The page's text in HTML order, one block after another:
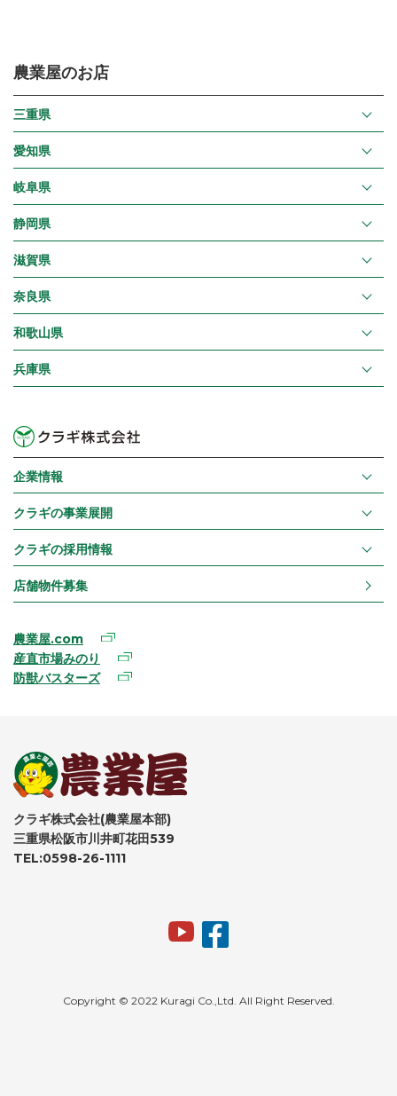
農業屋のお店
三重県
愛知県
岐阜県
静岡県
滋賀県
奈良県
和歌山県
兵庫県
企業情報
クラギの事業展開
クラギの採用情報
店舗物件募集
農業屋.com
産直市場みのり
防獣バスターズ
クラギ株式会社(農業屋本部)
三重県松阪市川井町花田539
TEL:0598-26-1111
Copyright © 2022 Kuragi Co.,Ltd. All Right Reserved.